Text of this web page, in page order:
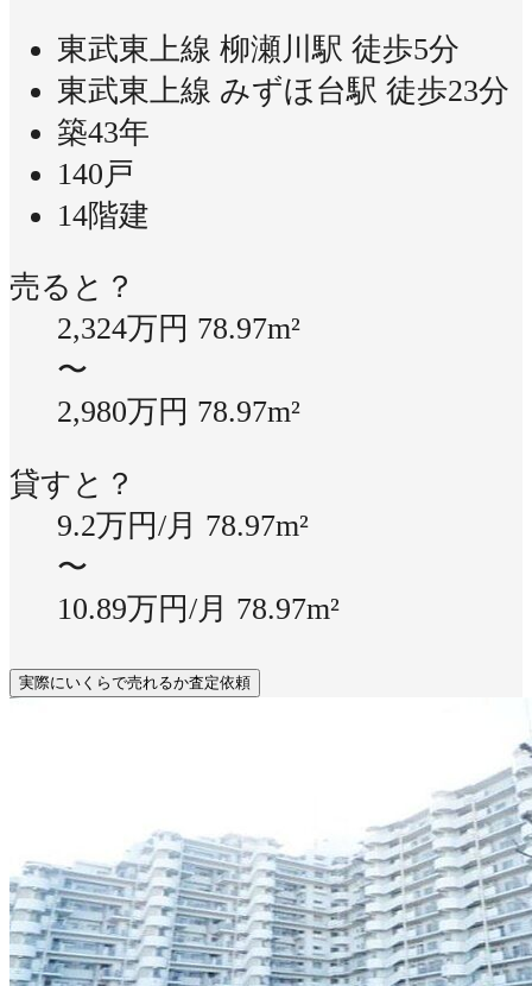
東武東上線 柳瀬川駅 徒歩5分
東武東上線 みずほ台駅 徒歩23分
築43年
140戸
14階建
売ると？
2,324万円 78.97m²
〜
2,980万円 78.97m²
貸すと？
9.2万円/月 78.97m²
〜
10.89万円/月 78.97m²
実際にいくらで売れるか査定依頼